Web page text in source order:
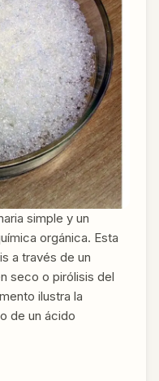
simple y un
orgánica. Esta
a través de un
seco o pirólisis del
ilustra la
de un ácido